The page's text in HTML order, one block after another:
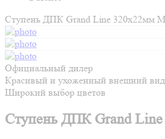
Ступень ДПК Grand Line 320х22мм
Официальный дилер
Красивый и ухоженный внешний вид
Широкий выбор цветов
Ступень ДПК Grand